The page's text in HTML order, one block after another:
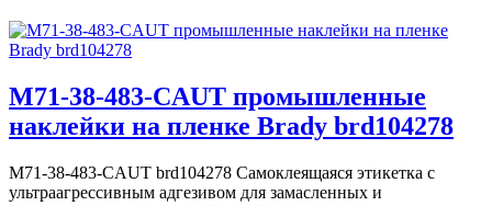
M71-38-483-CAUT промышленные
наклейки на пленке Brady brd104278
M71-38-483-CAUT brd104278 Самоклеящаяся этикетка с
ультраагрессивным адгезивом для замасленных и